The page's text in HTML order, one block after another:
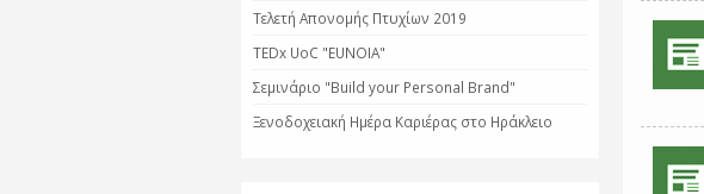
Τελετή Απονομής Πτυχίων 2019
TEDx UoC "EUNOIA"
Σεμινάριο "Βuild your Personal Brand"
Ξενοδοχειακή Ημέρα Καριέρας στο Ηράκλειο